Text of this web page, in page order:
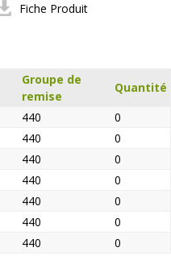
Fiche Produit
Groupe de
remise
Quantité
440
0
440
0
440
0
440
0
440
0
440
0
440 0